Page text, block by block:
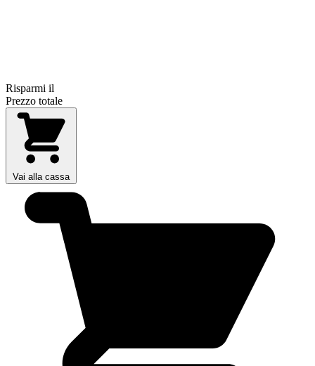
Risparmi il
Prezzo totale
Vai alla cassa